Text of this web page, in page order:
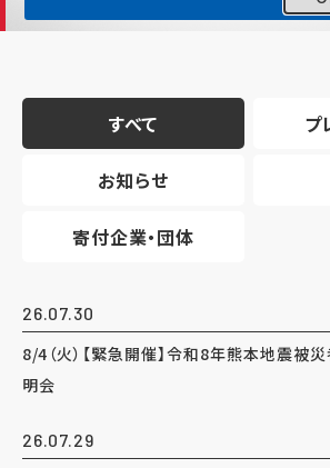
すべて プ
お知らせ
寄付企業・団体
26.07.30
8/4（火）【緊急開催】令和8年熊本地震被
明会
26.07.29